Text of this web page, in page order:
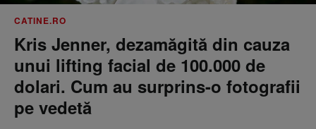
CATINE.RO
Kris Jenner, dezamăgită din cauza
unui lifting facial de 100.000 de
dolari. Cum au surprins-o fotografii
pe vedetă